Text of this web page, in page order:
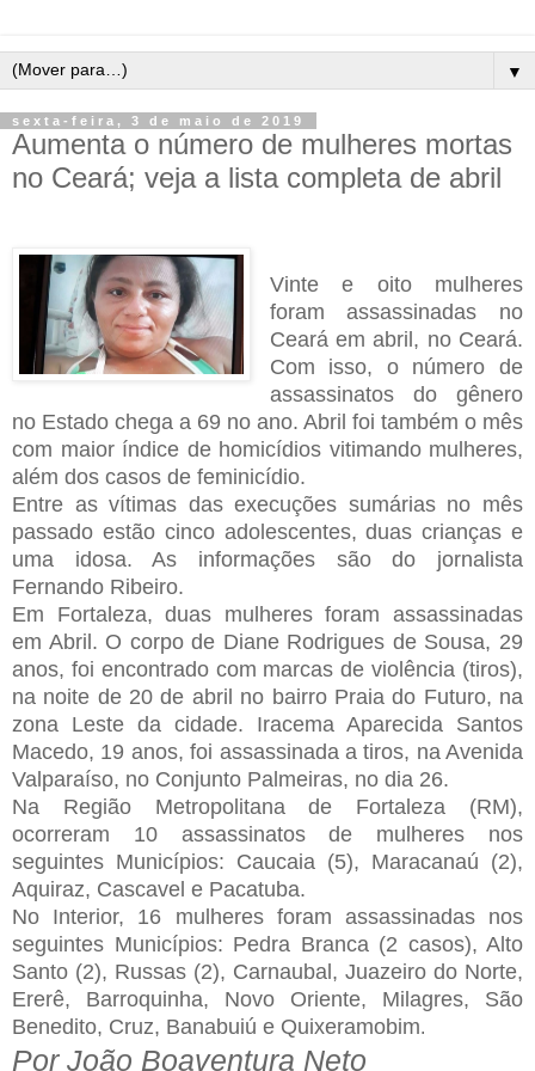
▼
sexta-feira, 3 de maio de 2019
Aumenta o número de mulheres mortas
no Ceará; veja a lista completa de abril
Vinte e oito mulheres
foram assassinadas no
Ceará em abril, no Ceará.
Com isso, o número de
assassinatos do gênero
no Estado chega a 69 no ano. Abril foi também o mês
com maior índice de homicídios vitimando mulheres,
além dos casos de feminicídio.
Entre as vítimas das execuções sumárias no mês
passado estão cinco adolescentes, duas crianças e
uma idosa. As informações são do jornalista
Fernando Ribeiro.
Em Fortaleza, duas mulheres foram assassinadas
em Abril. O corpo de Diane Rodrigues de Sousa, 29
anos, foi encontrado com marcas de violência (tiros),
na noite de 20 de abril no bairro Praia do Futuro, na
zona Leste da cidade. Iracema Aparecida Santos
Macedo, 19 anos, foi assassinada a tiros, na Avenida
Valparaíso, no Conjunto Palmeiras, no dia 26.
Na Região Metropolitana de Fortaleza (RM),
ocorreram 10 assassinatos de mulheres nos
seguintes Municípios: Caucaia (5), Maracanaú (2),
Aquiraz, Cascavel e Pacatuba.
No Interior, 16 mulheres foram assassinadas nos
seguintes Municípios: Pedra Branca (2 casos), Alto
Santo (2), Russas (2), Carnaubal, Juazeiro do Norte,
Ererê, Barroquinha, Novo Oriente, Milagres, São
Benedito, Cruz, Banabuiú e Quixeramobim.
Por João Boaventura Neto